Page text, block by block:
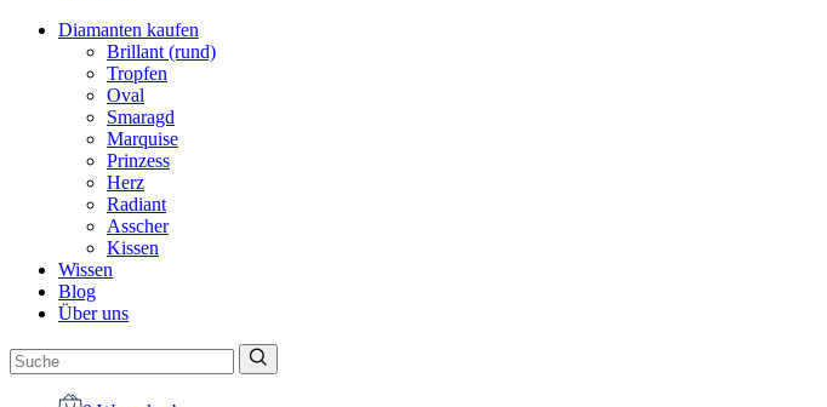
Diamanten kaufen
Brillant (rund)
Tropfen
Oval
Smaragd
Marquise
Prinzess
Herz
Radiant
Asscher
Kissen
Wissen
Blog
Über uns